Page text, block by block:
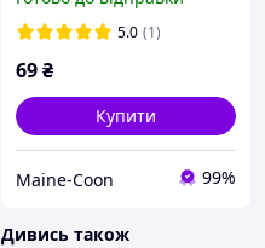
5.0 (1)
69₴
Купити
Maine-Coon 99%
Дивись також